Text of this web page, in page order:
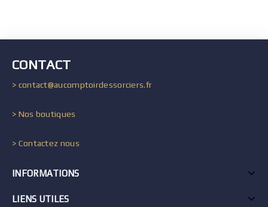
CONTACT
> contact@aucomptoirdessorciers.fr
> Nos boutiques
> Contactez nous
INFORMATIONS
LIENS UTILES